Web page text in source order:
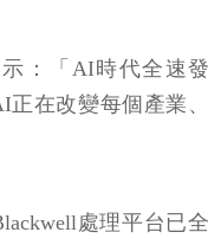
：「AI時代全速發
在改變每個產業、
處理平台已全